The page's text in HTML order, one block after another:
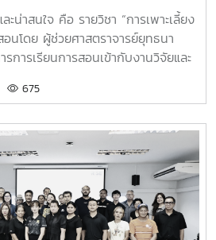
ะน่าสนใจ คือ รายวิชา “การเพาะเลี้ยง
นโดย ผู้ช่วยศาสตราจารย์ยุทธนา
การเรียนการสอนเข้ากับงานวิจัยและ
าและวงจรชีวิตของปูม้า การเพาะ
าในพื้นที่ชายฝั่งนักศึกษาจะได้ลงพื้นที่
จัยและทำกิจกรรมบริการวิชาการกับ
หน่วยงานที่เกี่ยวข้อง เพื่อแลกเปลี่ยน
าแนวทางการอนุรักษ์ทรัพยากรทาง
ะสบการณ์การเรียนรู้จากสถานการณ์
ผิดชอบต่อสังคมและสิ่งแวดล้อม
675